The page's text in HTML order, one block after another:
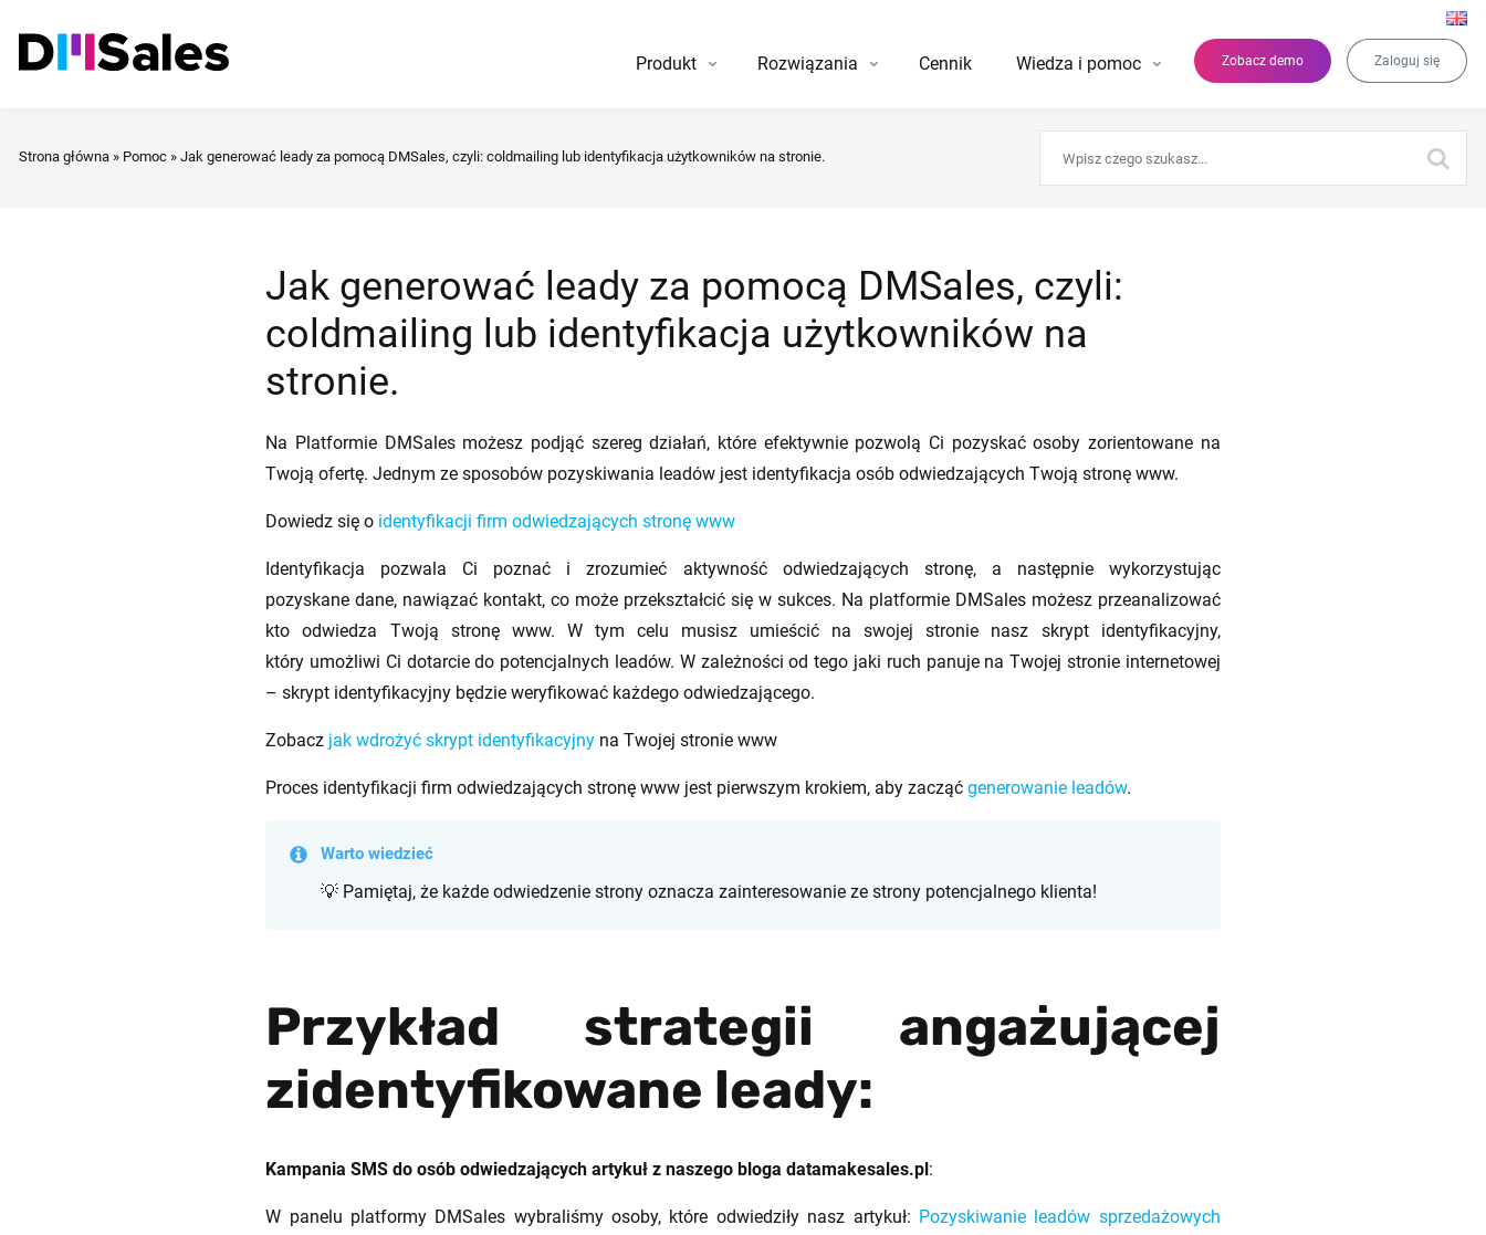
Zobacz demo Zaloguj się
Produkt Rozwiązania Cennik Wiedza i pomoc
Strona główna » Pomoc » Jak generować leady za pomocą DMSales, czyli: coldmailing lub identyfikacja użytkowników na stronie.
Jak generować leady za pomocą DMSales, czyli:
coldmailing lub identyfikacja użytkowników na
stronie.
Na Platformie DMSales możesz podjąć szereg działań, które efektywnie pozwolą Ci pozyskać osoby zorientowane na
Twoją ofertę. Jednym ze sposobów pozyskiwania leadów jest identyfikacja osób odwiedzających Twoją stronę www.
Dowiedz się o identyfikacji firm odwiedzających stronę www
Identyfikacja pozwala Ci poznać i zrozumieć aktywność odwiedzających stronę, a następnie wykorzystując
pozyskanedane, nawiązać kontakt, co może przekształcić się wsukces. Na platformie DMSalesmożesz przeanalizować
kto odwiedza Twoją stronę www. W tym celu musisz umieścić na swojej stronie nasz skrypt identyfikacyjny,
który umożliwi Ci dotarcie do potencjalnych leadów. W zależności od tego jaki ruch panuje na Twojej stronie internetowej
– skrypt identyfikacyjny będzie weryfikować każdego odwiedzającego.
Zobacz jak wdrożyć skrypt identyfikacyjny na Twojej stronie www
Proces identyfikacji firm odwiedzających stronę www jest pierwszym krokiem, aby zacząćgenerowanie leadów.
Warto wiedzieć
💡 Pamiętaj, że każde odwiedzenie strony oznacza zainteresowanie ze strony potencjalnego klienta!
Przykład strategii angażującej
zidentyfikowane leady:
Kampania SMS do osób odwiedzających artykuł z naszego bloga datamakesales.pl:
W panelu platformy DMSales wybraliśmy osoby, które odwiedziły nasz artykuł: Pozyskiwanie leadów sprzedażowych